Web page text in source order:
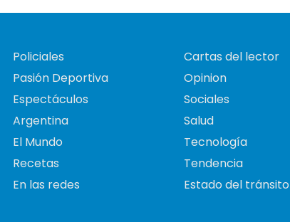
Policiales
Pasión Deportiva
Espectáculos
Argentina
El Mundo
Recetas
En las redes
Cartas del lector
Opinion
Sociales
Salud
Tecnología
Tendencia
Estado del tránsito